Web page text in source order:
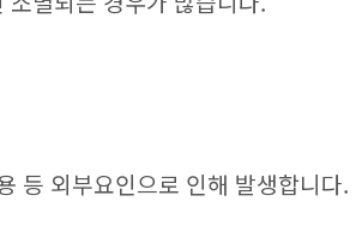
등 외부요인으로 인해 발생합니다.